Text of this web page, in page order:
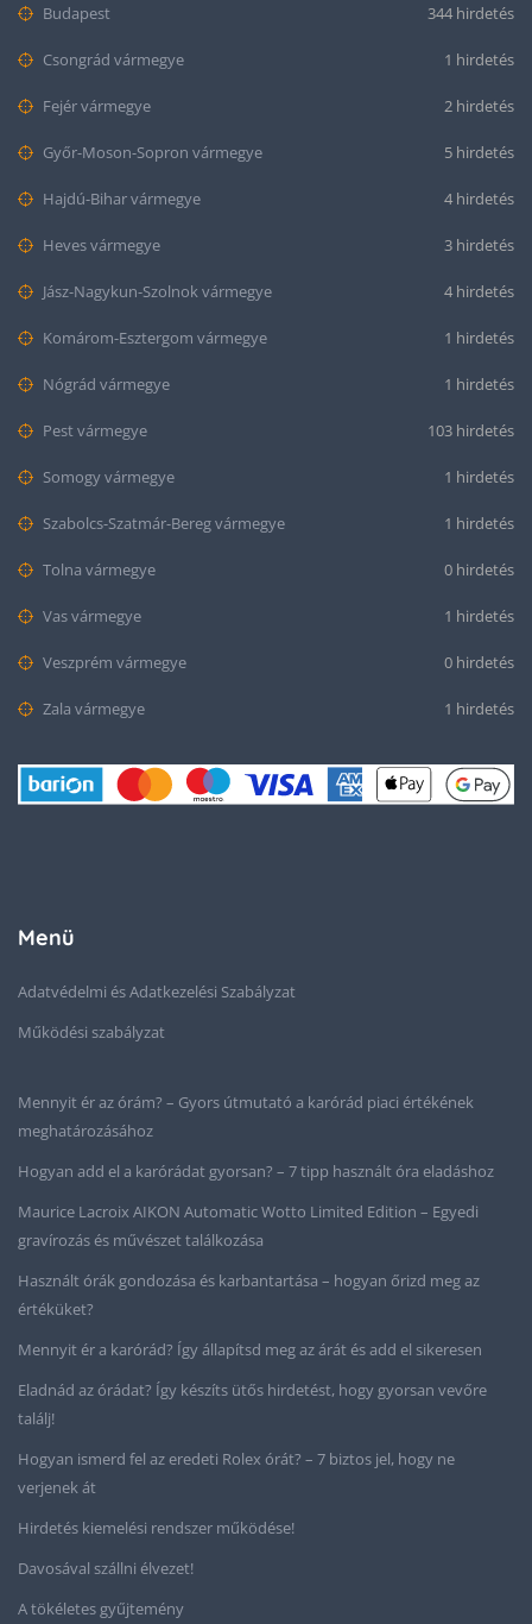
Budapest 344 hirdetés
Csongrád vármegye 1 hirdetés
Fejér vármegye 2 hirdetés
Győr-Moson-Sopron vármegye 5 hirdetés
Hajdú-Bihar vármegye 4 hirdetés
Heves vármegye 3 hirdetés
Jász-Nagykun-Szolnok vármegye 4 hirdetés
Komárom-Esztergom vármegye 1 hirdetés
Nógrád vármegye 1 hirdetés
Pest vármegye 103 hirdetés
Somogy vármegye 1 hirdetés
Szabolcs-Szatmár-Bereg vármegye 1 hirdetés
Tolna vármegye 0 hirdetés
Vas vármegye 1 hirdetés
Veszprém vármegye 0 hirdetés
Zala vármegye 1 hirdetés
Menü
Adatvédelmi és Adatkezelési Szabályzat
Működési szabályzat
Mennyit ér az órám? – Gyors útmutató a karórád piaci értékének
meghatározásához
Hogyan add el a karórádat gyorsan? – 7 tipp használt óra eladáshoz
Maurice Lacroix AIKON Automatic Wotto Limited Edition – Egyedi
gravírozás és művészet találkozása
Használt órák gondozása és karbantartása – hogyan őrizd meg az
értéküket?
Mennyit ér a karórád? Így állapítsd meg az árát és add el sikeresen
Eladnád az órádat? Így készíts ütős hirdetést, hogy gyorsan vevőre
találj!
Hogyan ismerd fel az eredeti Rolex órát? – 7 biztos jel, hogy ne
verjenek át
Hirdetés kiemelési rendszer működése!
Davosával szállni élvezet!
A tökéletes gyűjtemény